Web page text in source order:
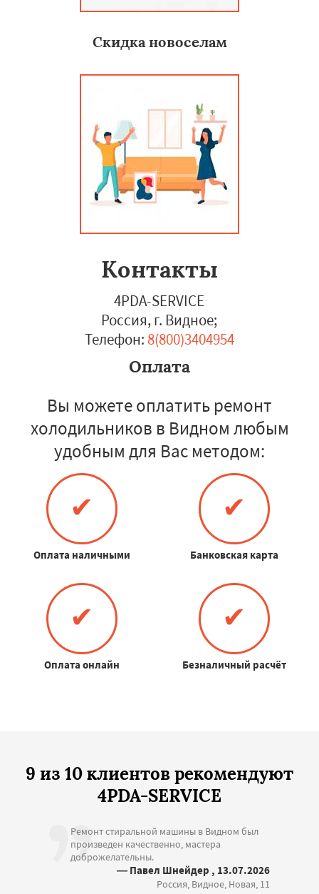
Скидка новоселам
Контакты
4PDA-SERVICE
Россия, г. Видное;
Телефон: 8(800)3404954
Оплата
Вы можете оплатить ремонт
холодильников в Видном любым
удобным для Вас методом:
✔
Оплата наличными
✔
Банковская карта
✔
Оплата онлайн
✔
Безналичный расчёт
9 из 10 клиентов рекомендуют
4PDA-SERVICE
Ремонт стиральной машины в Видном был
произведен качественно, мастера
доброжелательны.
— Павел Шнейдер , 13.07.2026
Россия, Видное, Новая, 11